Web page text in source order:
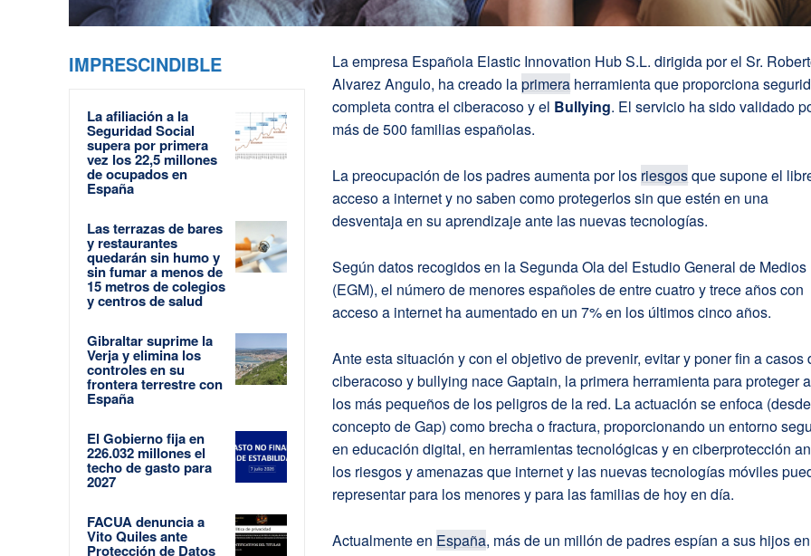
IMPRESCINDIBLE
La afiliación a la
Seguridad Social
supera por primera
vez los 22,5 millones
de ocupados en
España
Las terrazas de bares
y restaurantes
quedarán sin humo y
sin fumar a menos de
15 metros de colegios
y centros de salud
Gibraltar suprime la
Verja y elimina los
controles en su
frontera terrestre con
España
El Gobierno fija en
226.032 millones el
techo de gasto para
2027
FACUA denuncia a
Vito Quiles ante
Protección de Datos
La empresa Española Elastic Innovation Hub S.L. dirigida por el Sr.
Alvarez Angulo, ha creado laprimera herramienta que proporciona
completa contra el ciberacoso y el Bullying. El servicio ha sido validado
más de 500 familias españolas.
La preocupación de los padres aumenta por los riesgosque supone el
acceso a internet y no saben como protegerlos sin que estén en una
desventaja en su aprendizaje ante las nuevas tecnologías.
Según datos recogidos en la Segunda Ola del Estudio General de Medios
(EGM), el número de menores españoles de entre cuatro y trece años con
acceso a internet ha aumentado en un 7% en los últimos cinco años.
Ante esta situación y con el objetivo de prevenir, evitar y poner fin a casos
ciberacoso y bullying nace Gaptain, la primera herramienta para proteger a
los más pequeños de los peligros de la red. La actuación se enfoca
concepto de Gap) como brecha o fractura, proporcionando un entorno
en educación digital, en herramientas tecnológicas y en ciberprotección
los riesgos y amenazas que internet y las nuevas tecnologías móviles
representar para los menores y para las familias de hoy en día.
Actualmente en España, más de un millón de padres espían a sus hijos en